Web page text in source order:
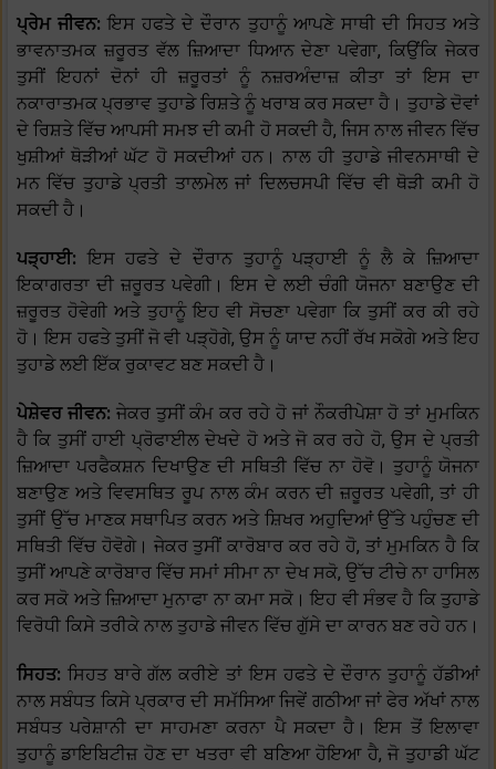
ਪ੍ਰੇਮ ਜੀਵਨ:ਇਸ ਹਫਤੇ ਦੇ ਦੌਰਾਨ ਤੁਹਾਨੂੰ ਆਪਣੇ ਸਾਥੀ ਦੀ ਸਿਹਤ ਅਤੇ
ਭਾਵਨਾਤਮਕ ਜ਼ਰੂਰਤ ਵੱਲ ਜ਼ਿਆਦਾ ਧਿਆਨ ਦੇਣਾ ਪਵੇਗਾ, ਕਿਉਂਕਿ ਜੇਕਰ
ਤੁਸੀਂ ਇਹਨਾਂ ਦੋਨਾਂ ਹੀ ਜ਼ਰੂਰਤਾਂ ਨੂੰ ਨਜ਼ਰਅੰਦਾਜ਼ ਕੀਤਾ ਤਾਂ ਇਸ ਦਾ
ਨਕਾਰਾਤਮਕ ਪ੍ਰਭਾਵ ਤੁਹਾਡੇ ਰਿਸ਼ਤੇ ਨੂੰ ਖਰਾਬ ਕਰ ਸਕਦਾ ਹੈ। ਤੁਹਾਡੇ ਦੋਵਾਂ
ਦੇ ਰਿਸ਼ਤੇ ਵਿੱਚ ਆਪਸੀ ਸਮਝ ਦੀ ਕਮੀ ਹੋ ਸਕਦੀ ਹੈ, ਜਿਸ ਨਾਲ ਜੀਵਨ ਵਿੱਚ
ਖੁਸ਼ੀਆਂ ਥੋੜੀਆਂ ਘੱਟ ਹੋ ਸਕਦੀਆਂ ਹਨ। ਨਾਲ ਹੀ ਤੁਹਾਡੇ ਜੀਵਨਸਾਥੀ ਦੇ
ਮਨ ਵਿੱਚ ਤੁਹਾਡੇ ਪ੍ਰਤੀ ਤਾਲਮੇਲ ਜਾਂ ਦਿਲਚਸਪੀ ਵਿੱਚ ਵੀ ਥੋੜੀ ਕਮੀ ਹੋ
ਸਕਦੀ ਹੈ।
ਪੜ੍ਹਾਈ:ਇਸ ਹਫਤੇ ਦੇ ਦੌਰਾਨ ਤੁਹਾਨੂੰ ਪੜ੍ਹਾਈ ਨੂੰ ਲੈ ਕੇ ਜ਼ਿਆਦਾ
ਇਕਾਗਰਤਾ ਦੀ ਜ਼ਰੂਰਤ ਪਵੇਗੀ। ਇਸ ਦੇ ਲਈ ਚੰਗੀ ਯੋਜਨਾ ਬਣਾਉਣ ਦੀ
ਜ਼ਰੂਰਤ ਹੋਵੇਗੀ ਅਤੇ ਤੁਹਾਨੂੰ ਇਹ ਵੀ ਸੋਚਣਾ ਪਵੇਗਾ ਕਿ ਤੁਸੀਂ ਕਰ ਕੀ ਰਹੇ
ਹੋ। ਇਸ ਹਫਤੇ ਤੁਸੀਂ ਜੋ ਵੀ ਪੜ੍ਹੋਗੇ, ਉਸ ਨੂੰ ਯਾਦ ਨਹੀਂ ਰੱਖ ਸਕੋਗੇ ਅਤੇ ਇਹ
ਤੁਹਾਡੇ ਲਈ ਇੱਕ ਰੁਕਾਵਟ ਬਣ ਸਕਦੀ ਹੈ।
ਪੇਸ਼ੇਵਰ ਜੀਵਨ: ਜੇਕਰ ਤੁਸੀਂ ਕੰਮ ਕਰ ਰਹੇ ਹੋ ਜਾਂ ਨੌਕਰੀਪੇਸ਼ਾ ਹੋ ਤਾਂ ਮੁਮਕਿਨ
ਹੈ ਕਿ ਤੁਸੀਂ ਹਾਈ ਪ੍ਰੋਫਾਈਲ ਦੇਖਦੇ ਹੋ ਅਤੇ ਜੋ ਕਰ ਰਹੇ ਹੋ, ਉਸ ਦੇ ਪ੍ਰਤੀ
ਜ਼ਿਆਦਾ ਪਰਫੈਕਸ਼ਨ ਦਿਖਾਉਣ ਦੀ ਸਥਿਤੀ ਵਿੱਚ ਨਾ ਹੋਵੋ। ਤੁਹਾਨੂੰ ਯੋਜਨਾ
ਬਣਾਉਣ ਅਤੇ ਵਿਵਸਥਿਤ ਰੂਪ ਨਾਲ ਕੰਮ ਕਰਨ ਦੀ ਜ਼ਰੂਰਤ ਪਵੇਗੀ, ਤਾਂ ਹੀ
ਤੁਸੀਂ ਉੱਚ ਮਾਣਕ ਸਥਾਪਿਤ ਕਰਨ ਅਤੇ ਸ਼ਿਖਰ ਅਹੁਦਿਆਂ ਉੱਤੇ ਪਹੁੰਚਣ ਦੀ
ਸਥਿਤੀ ਵਿੱਚ ਹੋਵੋਗੇ। ਜੇਕਰ ਤੁਸੀਂ ਕਾਰੋਬਾਰ ਕਰ ਰਹੇ ਹੋ, ਤਾਂ ਮੁਮਕਿਨ ਹੈ ਕਿ
ਤੁਸੀਂ ਆਪਣੇ ਕਾਰੋਬਾਰ ਵਿੱਚ ਸਮਾਂ ਸੀਮਾ ਨਾ ਦੇਖ ਸਕੋ, ਉੱਚ ਟੀਚੇ ਨਾ ਹਾਸਿਲ
ਕਰ ਸਕੋ ਅਤੇ ਜ਼ਿਆਦਾ ਮੁਨਾਫਾ ਨਾ ਕਮਾ ਸਕੋ। ਇਹ ਵੀ ਸੰਭਵ ਹੈ ਕਿ ਤੁਹਾਡੇ
ਵਿਰੋਧੀ ਕਿਸੇ ਤਰੀਕੇ ਨਾਲ ਤੁਹਾਡੇ ਜੀਵਨ ਵਿੱਚ ਗੁੱਸੇ ਦਾ ਕਾਰਨ ਬਣ ਰਹੇ ਹਨ।
ਸਿਹਤ: ਸਿਹਤ ਬਾਰੇ ਗੱਲ ਕਰੀਏ ਤਾਂ ਇਸ ਹਫਤੇ ਦੇ ਦੌਰਾਨ ਤੁਹਾਨੂੰ ਹੱਡੀਆਂ
ਨਾਲ ਸਬੰਧਤ ਕਿਸੇ ਪ੍ਰਕਾਰ ਦੀ ਸਮੱਸਿਆ ਜਿਵੇਂ ਗਠੀਆ ਜਾਂ ਫੇਰ ਅੱਖਾਂ ਨਾਲ
ਸਬੰਧਤ ਪਰੇਸ਼ਾਨੀ ਦਾ ਸਾਹਮਣਾ ਕਰਨਾ ਪੈ ਸਕਦਾ ਹੈ। ਇਸ ਤੋਂ ਇਲਾਵਾ
ਤੁਹਾਨੂੰ ਡਾਇਬਿਟੀਜ਼ ਹੋਣ ਦਾ ਖਤਰਾ ਵੀ ਬਣਿਆ ਹੋਇਆ ਹੈ, ਜੋ ਤੁਹਾਡੀ ਘੱਟ